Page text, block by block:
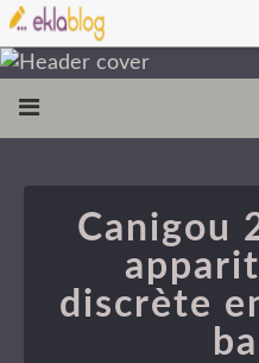
Canigou
discrète